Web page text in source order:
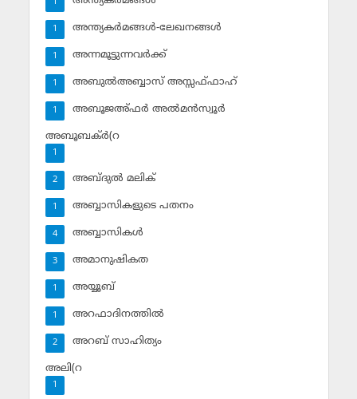
1
അന്ത്യകര്‍മങ്ങള്‍-ലേഖനങ്ങള്‍
1
അന്നമൂട്ടുന്നവര്‍ക്ക്
1
അബുല്‍അബ്ബാസ് അസ്സഫ്ഫാഹ്‌
1
അബൂജഅ്ഫര്‍ അല്‍മന്‍സ്വൂര്‍
1
അബൂബക്ര്‍(റ
1
അബ്ദുല്‍ മലിക്‌
2
അബ്ബാസികളുടെ പതനം
1
അബ്ബാസികള്‍
4
അമാനുഷികത
3
അയ്യൂബ്‌
1
അറഫാദിനത്തില്‍
1
അറബ് സാഹിത്യം
2
അലി(റ
1